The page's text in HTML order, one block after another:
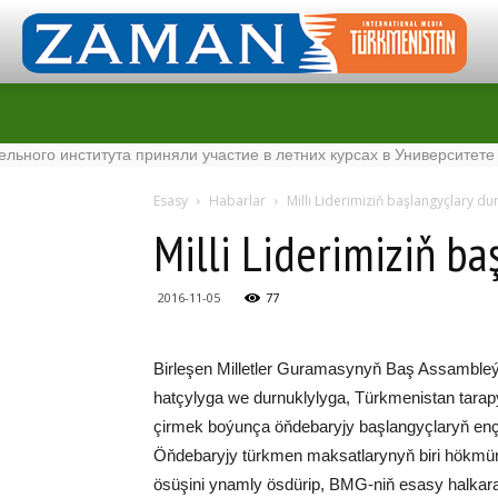
приняли участие в летних курсах в Университете
Esasy Habarlar Milli Liderimiziň başlangyçlary
Milli Liderimiziň
2016-11-05 77
Bir­le­şen Mil­let­ler Gu­ra­ma­sy­nyň Baş
hat­çy­ly­ga we dur­nuk­ly­ly­ga, Türk­me­nis­tan
çir­mek bo­ýun­ça öň­de­ba­ry­jy baş­lan­gyç­la­ryň
Öň­de­ba­ry­jy türk­men mak­sat­la­ry­nyň bi­ri
ösü­şi­ni ynam­ly ös­dü­rip, BMG-niň esa­sy